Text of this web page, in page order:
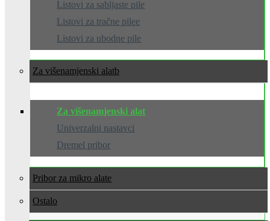
Listovi za sabljaste pile
Listovi za tračne pilee
Listovi za ubodne pile
Za višenamjenski alat
Za višenamjenski alat
Univerzalni nastavci
Dremel pribor
Pribor za mikro alate
Ostalo